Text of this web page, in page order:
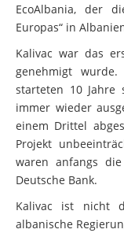
EcoAlbania, der
Europas“ in
Kalivac war das
genehmigt
starteten 10 Jahre
immer wieder
einem Drittel
Projekt
waren anfangs
Deutsche Bank.
Kalivac ist nicht
albanische